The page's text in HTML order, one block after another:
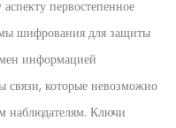
первостепенное
шифрования для защиты
информацией
связи, которые невозможно
наблюдателям. Ключи